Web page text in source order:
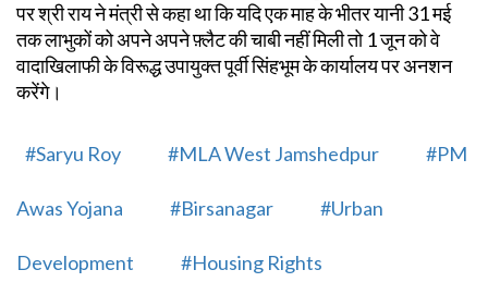
पर श्री राय ने मंत्री से कहा था कि यदि एक माह के भीतर यानी 31 मई
तक लाभुकों को अपने अपने फ़्लैट की चाबी नहीं मिली तो 1 जून को वे
वादाखिलाफी के विरूद्ध उपायुक्त पूर्वी सिंहभूम के कार्यालय पर अनशन
करेंगे।
#Saryu Roy #MLA West Jamshedpur #PM
Awas Yojana #Birsanagar #Urban
Development #Housing Rights